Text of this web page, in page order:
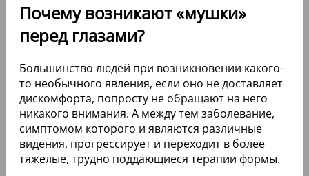
Почему возникают «мушки»
перед глазами?
Большинство людей при возникновении какого-
то необычного явления, если оно не доставляет
дискомфорта, попросту не обращают на него
никакого внимания. А между тем заболевание,
симптомом которого и являются различные
видения, прогрессирует и переходит в более
тяжелые, трудно поддающиеся терапии формы.